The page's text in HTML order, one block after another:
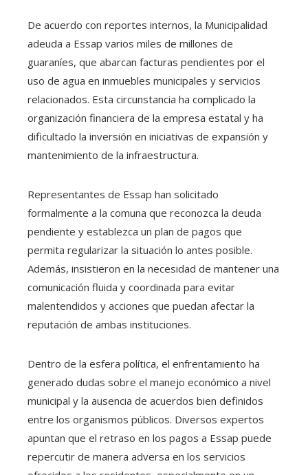
De acuerdo con reportes internos, la Municipalidad
adeuda a Essap varios miles de millones de
guaraníes, que abarcan facturas pendientes por el
uso de agua en inmuebles municipales y servicios
relacionados. Esta circunstancia ha complicado la
organización financiera de la empresa estatal y ha
dificultado la inversión en iniciativas de expansión y
mantenimiento de la infraestructura.
Representantes de Essap han solicitado
formalmente a la comuna que reconozca la deuda
pendiente y establezca un plan de pagos que
permita regularizar la situación lo antes posible.
Además, insistieron en la necesidad de mantener una
comunicación fluida y coordinada para evitar
malentendidos y acciones que puedan afectar la
reputación de ambas instituciones.
Dentro de la esfera política, el enfrentamiento ha
generado dudas sobre el manejo económico a nivel
municipal y la ausencia de acuerdos bien definidos
entre los organismos públicos. Diversos expertos
apuntan que el retraso en los pagos a Essap puede
repercutir de manera adversa en los servicios